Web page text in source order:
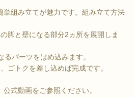
単組み立てが魅力です。組み立て方法
脚と壁になる部分2ヵ所を展開しま
パーツをはめ込みます。
ゴトクを差し込めば完成です。
式動画をご参照ください。